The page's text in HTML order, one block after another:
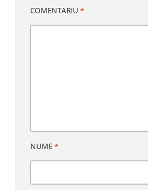
COMENTARIU *
NUME *